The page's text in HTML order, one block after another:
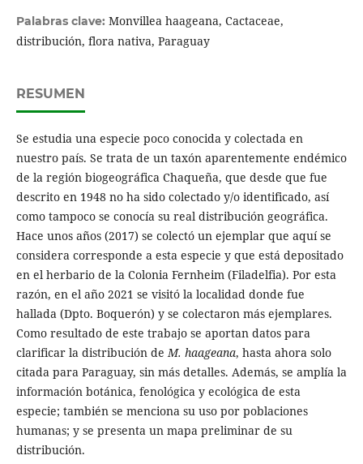
Palabras clave: Monvillea haageana, Cactaceae,
distribución, flora nativa, Paraguay
RESUMEN
Se estudia una especie poco conocida y colectada en
nuestro país. Se trata de un taxón aparentemente endémico
de la región biogeográfica Chaqueña, que desde que fue
descrito en 1948 no ha sido colectado y/o identificado, así
como tampoco se conocía su real distribución geográfica.
Hace unos años (2017) se colectó un ejemplar que aquí se
considera corresponde a esta especie y que está depositado
en el herbario de la Colonia Fernheim (Filadelfia). Por esta
razón, en el año 2021 se visitó la localidad donde fue
hallada (Dpto. Boquerón) y se colectaron más ejemplares.
Como resultado de este trabajo se aportan datos para
clarificar la distribución deM. haageana, hasta ahora solo
citada para Paraguay, sin más detalles. Además, se amplía la
información botánica, fenológica y ecológica de esta
especie; también se menciona su uso por poblaciones
humanas; y se presenta un mapa preliminar de su
distribución.